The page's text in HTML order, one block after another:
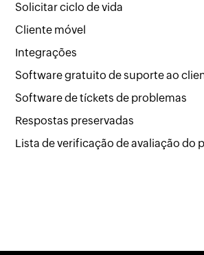
Solicitar ciclo de vida
Cliente móvel
Integrações
Software gratuito de suporte ao
Software de tíckets de problemas
Respostas preservadas
Lista de verificação de avaliação do